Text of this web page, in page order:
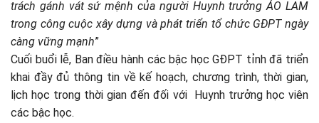
trách gánh vát sứ mệnh của người Huynh trưởng ÁO LAM
trong công cuộc xây dựng và phát triển tổ chức GĐPT ngày
càng vững mạnh”
Cuối buổi lễ, Ban điều hành các bậc học GĐPT tỉnh đã triển
khai đầy đủ thông tin về kế hoạch, chương trình, thời gian,
lịch học trong thời gian đến đối với Huynh trưởng học viên
các bậc học.